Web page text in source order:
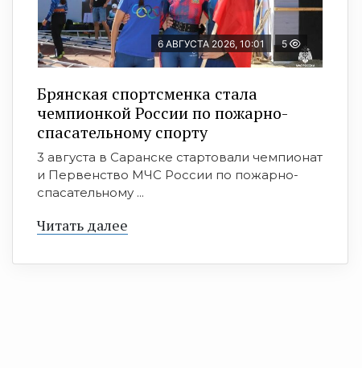
6 АВГУСТА 2026, 10:01 5
Брянская спортсменка стала
чемпионкой России по пожарно-
спасательному спорту
3 августа в Саранске стартовали чемпионат
и Первенство МЧС России по пожарно-
спасательному ...
Читать далее